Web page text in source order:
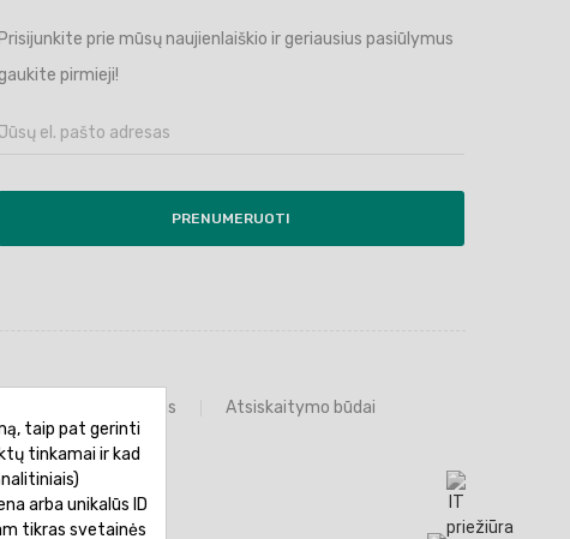
Prisijunkite prie mūsų naujienlaiškio ir geriausius pasiūlymus
gaukite pirmieji!
PRENUMERUOTI
Prekių grąžinimas
Atsiskaitymo būdai
taip pat gerinti
tinkamai ir kad
arba unikalūs ID
tikras svetainės